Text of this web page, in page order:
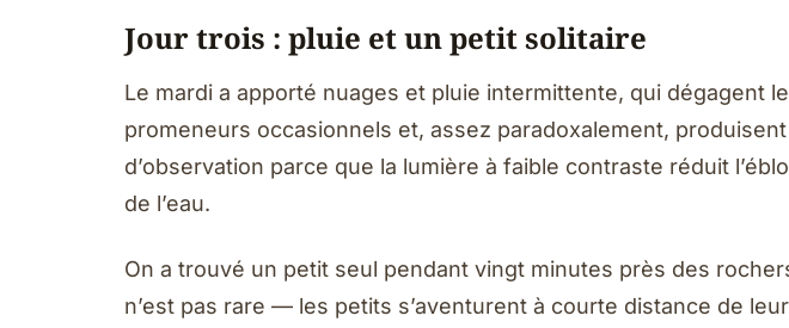
Jour trois : pluie et un petit solitaire
Le mardi a apporté nuages et pluie intermittente, qui dégagent
promeneurs occasionnels et, assez paradoxalement,
d’observation parce que la lumière à faible contraste réduit
de l’eau.
On a trouvé un petit seul pendant vingt minutes près des
n’est pas rare — les petits s’aventurent à courte distance de